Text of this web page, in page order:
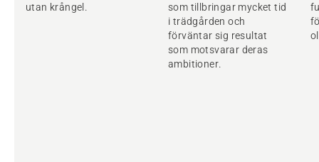
utan krångel.
som tillbringar mycket tid
i trädgården och
förväntar sig resultat
som motsvarar deras
ambitioner.